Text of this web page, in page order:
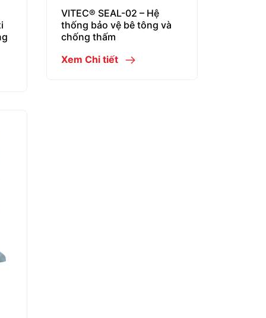
VITEC® SEAL-02 – Hệ
thống bảo vệ bê tông và
chống thấm
Xem Chi tiết